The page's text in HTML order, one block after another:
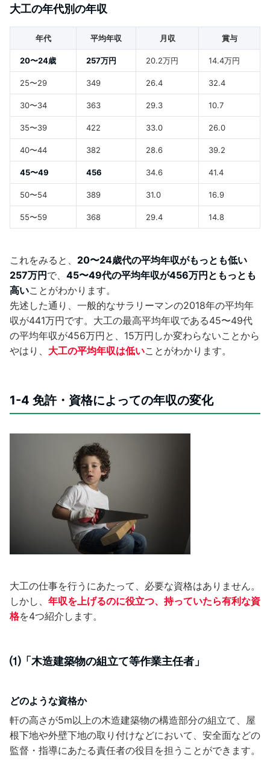
大工の年代別の年収
年代 平均年収 月収 賞与
20〜24歳 257万円 20.2万円 14.4万円
25〜29 349 26.4 32.4
30〜34 363 29.3 10.7
35〜39 422 33.0 26.0
40〜44 382 28.6 39.2
45〜49 456 34.6 41.4
50〜54 389 31.0 16.9
55〜59 368 29.4 14.8
これをみると、 20〜24歳代の平均年収がもっとも低い
257万円 で、 45〜49代の平均年収が456万円ともっとも
高いことがわかります。
先述した通り、一般的なサラリーマンの2018年の平均年
収が441万円です。大工の最高平均年収である45〜49代
の平均年収が456万円と、15万円しか変わらないことから
やはり、 大工の平均年収は低いことがわかります。
1-4 免許・資格によっての年収の変化
大工の仕事を行うにあたって、必要な資格はありません。
しかし、 年収を上げるのに役立つ、持っていたら有利な資
格を4つ紹介します。
⑴「木造建築物の組立て等作業主任者」
どのような資格か
軒の高さが5m以上の木造建築物の構造部分の組立て、屋
根下地や外壁下地の取り付けなどにおいて、安全面などの
監督・指導にあたる責任者の役目を担うことができます。